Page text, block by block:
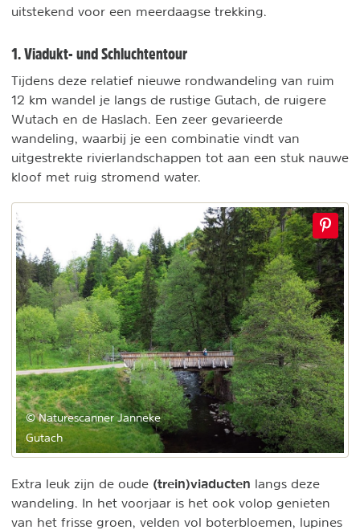
uitstekend voor een meerdaagse trekking.
1. Viadukt- und Schluchtentour
Tijdens deze relatief nieuwe rondwandeling van ruim
12 km wandel je langs de rustige Gutach, de ruigere
Wutach en de Haslach. Een zeer gevarieerde
wandeling, waarbij je een combinatie vindt van
uitgestrekte rivierlandschappen tot aan een stuk nauwe
kloof met ruig stromend water.
© Naturescanner Janneke
Gutach
Extra leuk zijn de oude (trein)viaducten langs deze
wandeling. In het voorjaar is het ook volop genieten
van het frisse groen, velden vol boterbloemen, lupines